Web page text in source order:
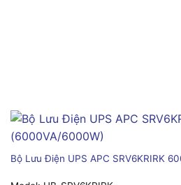
Bộ Lưu Điện UPS APC SRV6KRIRK